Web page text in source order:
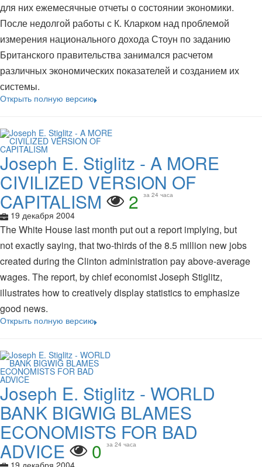
для них ежемесячные отчеты о состоянии экономики.
После недолгой работы с К. Кларком над проблемой
измерения национального дохода Стоун по заданию
Британского правительства занимался расчетом
различных экономических показателей и созданием их
системы.
Открыть полную версию
Joseph E. Stiglitz - A MORE
CIVILIZED VERSION OF
CAPITALISM 2 за 24 часа
19 декабря 2004
The White House last month put out a report implying, but
not exactly saying, that two-thirds of the 8.5 million new jobs
created during the Clinton administration pay above-average
wages. The report, by chief economist Joseph Stiglitz,
illustrates how to creatively display statistics to emphasize
good news.
Открыть полную версию
Joseph E. Stiglitz - WORLD
BANK BIGWIG BLAMES
ECONOMISTS FOR BAD
ADVICE 0 за 24 часа
19 декабря 2004